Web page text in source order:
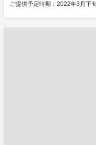
ご提供予定時期：2022年3月下